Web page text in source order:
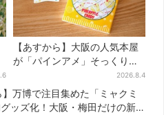
【あすから】大阪の人気本屋
が「パインアメ」そっくりの
ブックカバー開発、梅田で先
行販売
2026.8.4
】万博で注目集めた「ミャクミ
ッズ化！大阪・梅田だけの新